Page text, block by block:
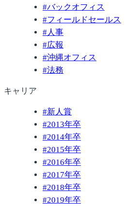
#バックオフィス
#フィールドセールス
#人事
#広報
#沖縄オフィス
#法務
キャリア
#新人賞
#2013年卒
#2014年卒
#2015年卒
#2016年卒
#2017年卒
#2018年卒
#2019年卒